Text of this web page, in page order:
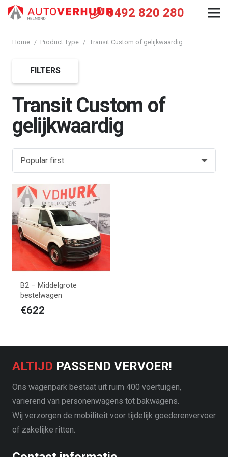
0492 820 280
Home / Product Type / Transit Custom of gelijkwaardig
Transit Custom of
gelijkwaardig
B2 – Middelgrote
bestelwagen
€622
FILTERS
ALTIJD PASSEND VERVOER!
Ons wagenpark bestaat uit ruim 400 voertuigen,
variërend van personenwagens tot bakwagens.
Wij verzorgen de mobiliteit voor tijdelijk goederenvervoer
of zakelijke ritten.